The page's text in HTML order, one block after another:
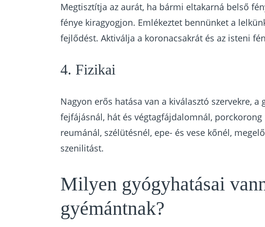
Megtisztítja az aurát, ha bármi eltakarná belső
fénye kiragyogjon. Emlékeztet bennünket a
fejlődést. Aktiválja a koronacsakrát és az isteni
4. Fizikai
Nagyon erős hatása van a kiválasztó szervekre,
fejfájásnál, hát és végtagfájdalomnál,
reumánál, szélütésnél, epe- és vese kőnél,
szenilitást.
Milyen gyógyhatásai
gyémántnak?